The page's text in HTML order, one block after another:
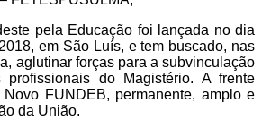
pela Educação foi lançada no dia
em São Luís, e tem buscado, nas
aglutinar forças para a subvinculação
profissionais do Magistério. A frente
FUNDEB, permanente, amplo e
da União.